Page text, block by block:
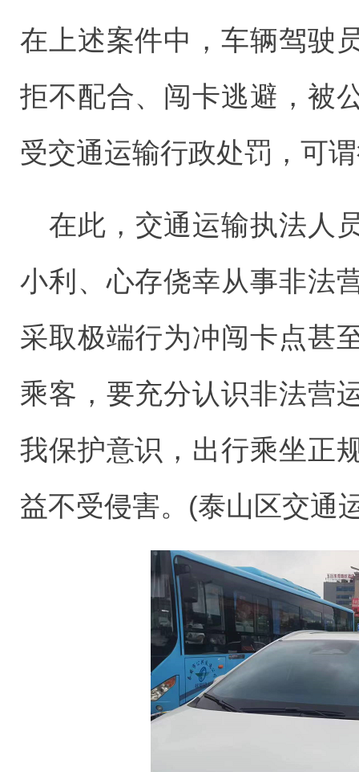
在上述案件中，车辆驾驶
拒不配合、闯卡逃避，被
受交通运输行政处罚，可
在此，交通运输执法人
小利、心存侥幸从事非法
采取极端行为冲闯卡点甚
乘客，要充分认识非法营
我保护意识，出行乘坐正
益不受侵害。(泰山区交通